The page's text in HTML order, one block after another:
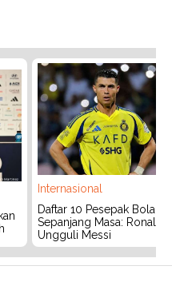
Internasional
Daftar 10 Pesepak Bola
Sepanjang Masa: Ronaldo
Ungguli Messi